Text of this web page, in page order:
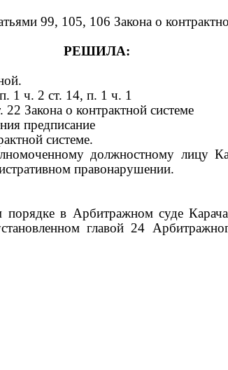
99, 105, 106 Закона о
РЕШИЛА:
.
п. 1ч. 2ст. 14,п. 1ч. 1
22 Закона о контрактной системе
предписание
системе.
должностному лицу
правонарушении.
в Арбитражном суде
главой 24